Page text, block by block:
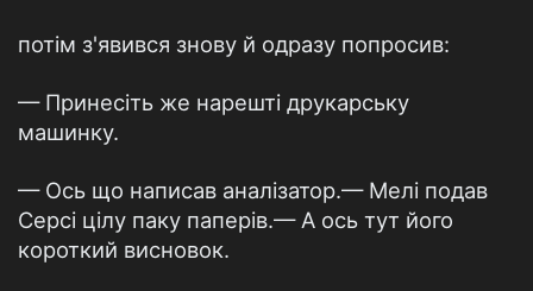
потім з'явився знову й одразу попросив:
— Принесіть же нарешті друкарську
машинку.
— Ось що написав аналізатор.— Мелі подав
Серсі цілу паку паперів.— А ось тут його
короткий висновок.